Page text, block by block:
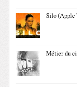
Silo (Apple
Métier du